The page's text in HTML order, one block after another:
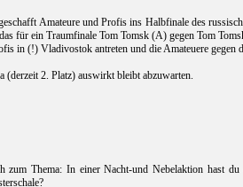
Amateure und Profis ins Halbfinale des
für ein Traumfinale Tom Tomsk (A) gegen Tom
in (!) Vladivostok antreten und die Amateuere gegen
(derzeit 2. Platz) auswirkt bleibt abzuwarten.
Thema: In einer Nacht-und Nebelaktion hast du